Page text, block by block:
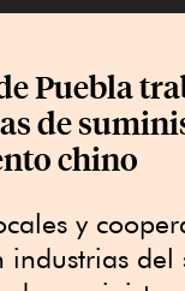
Puebla
de
chino
y
industrias del